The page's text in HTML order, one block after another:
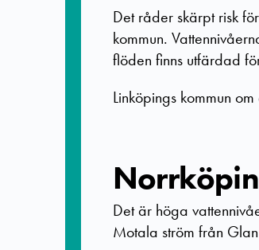
Det råder skärpt risk
kommun.
flöden finns utfärdad
Linköpings kommun
Det är höga
Motala ström från